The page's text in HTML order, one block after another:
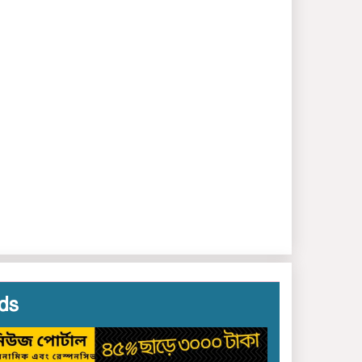
সংবাদকমী‌দের বিরু‌দ্ধে
ইসলামপুরে নাজমুল হাসান
ঘিরে ক্ষোভ